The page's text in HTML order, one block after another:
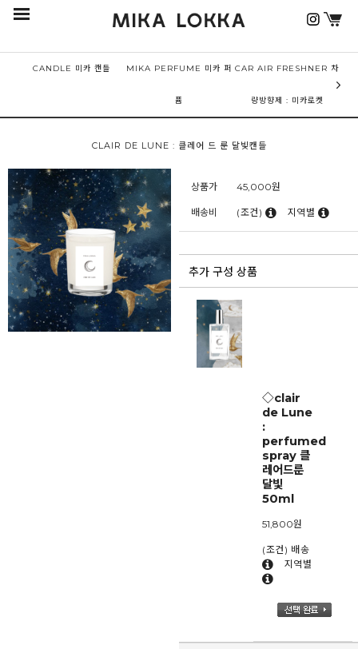
CANDLE 미카 캔들 MIKA PERFUME 미카 퍼
퓸
CAR AIR FRESHNER 차
량방향제 : 미카로켓
CLAIR DE LUNE : 클레어 드 룬 달빛캔들
상품가 45,000원
배송비 (조건) 지역별
추가 구성 상품
◇clair
de Lune
:
perfumed
spray 클
레어드룬
달빛
50ml
51,800원
(조건) 배송
지역별